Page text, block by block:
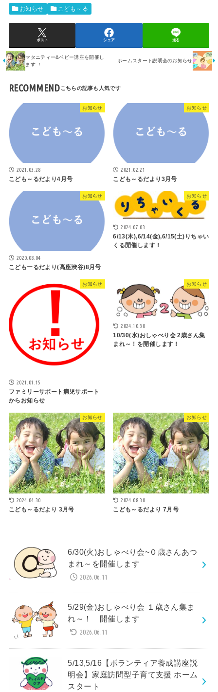
お知らせ こども～る
ポスト シェア 送る
マタニティー&ベビー講座を開催し
ます ！
ホームスタート説明会のお知らせ
RECOMMEND
お知らせ
2021.03.28
こども～るだより4月号
お知らせ
2021.02.21
こども～るだより3月号
お知らせ
2020.08.04
こどもーるだより(高座渋谷)8月号
お知らせ
2024.07.03
6/13(木),6/14(金),6/15(土)りちゃい
くる開催します！
お知らせ
2021.01.15
ファミリーサポート病児サポート
からお知らせ
お知らせ
2024.10.30
10/30(水)おしゃべり会 2歳さん集
まれ～！を開催します！
お知らせ
2024.04.30
こども～るだより 3月号
お知らせ
2024.08.30
こども～るだより 7月号
6/30(火)おしゃべり会~０歳さんあつ
まれ～を開催します
2026.06.11
5/29(金)おしゃべり会 １歳さん集ま
れ～！ 開催します
2026.06.11
5/13,5/16【ボランティア養成講座説
明会】家庭訪問型子育て支援 ホーム
スタート